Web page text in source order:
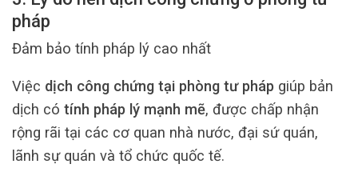
pháp
Đảm bảo tính pháp lý cao nhất
Việc dịch công chứng tại phòng tư pháp giúp bản
dịch có tính pháp lý mạnh mẽ, được chấp nhận
rộng rãi tại các cơ quan nhà nước, đại sứ quán,
lãnh sự quán và tổ chức quốc tế.